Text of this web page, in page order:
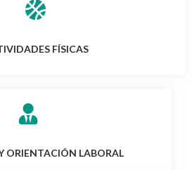
FÍSICAS
ORIENTACIÓN LABORAL